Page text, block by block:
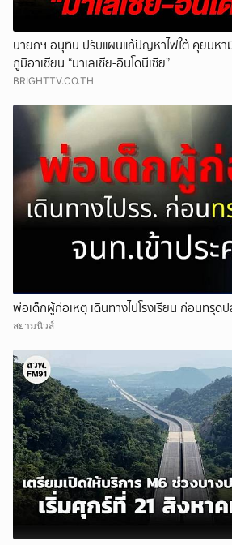
นายกฯ อนุทิน ปรับแผนแก้ปัญหาไฟใต้ คุยมหา
ภูมิอาเซียน “มาเลเซีย-อินโดนีเซีย”
BRIGHTTV.CO.TH
พ่อเด็กผู้ก่อเหตุ เดินทางไปโรงเรียน ก่อนทรุด
สยามนิวส์